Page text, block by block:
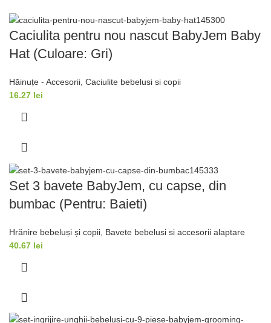
Caciulita pentru nou nascut BabyJem Baby
Hat (Culoare: Gri)
Hăinuțe - Accesorii, Caciulite bebelusi si copii
16.27 lei
Set 3 bavete BabyJem, cu capse, din
bumbac (Pentru: Baieti)
Hrănire bebeluși și copii Bavete bebelusi si accesorii alaptare
40.67 lei